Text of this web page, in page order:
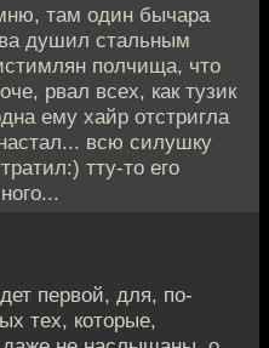
там один бычара
душил стальным
полчища, что
рвал всех, как тузик
ему хайр отстригла
всю силушку
тту-то его
первой, для, по-
тех, которые,